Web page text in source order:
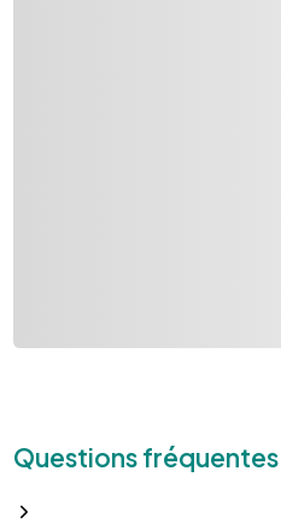
Questions fréquentes